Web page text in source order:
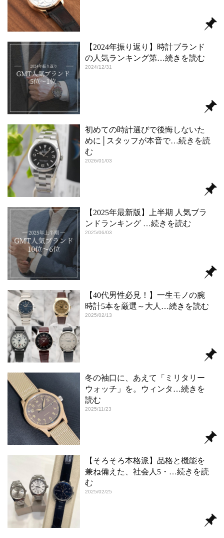
【2024年振り返り】時計ブランド
の人気ランキング第…続きを読む
2024/12/31
初めての時計選びで後悔しないた
めに│スタッフが本音で…続きを読
む
2026/01/03
【2025年最新版】上半期 人気ブラ
ンドランキング …続きを読む
2025/06/03
【40代男性必見！】一生モノの腕
時計5本を厳選～大人 …続きを読む
2025/02/13
冬の袖口に、あえて「ミリタリー
ウォッチ」を。ウィンタ …続きを
読む
2025/11/23
【そろそろ本格派】品格と機能を
兼ね備えた、社会人5・ …続きを読
む
2025/02/25